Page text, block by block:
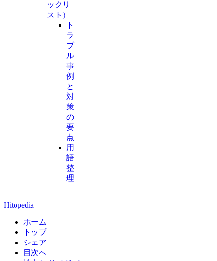
ックリ
スト）
ト
ラ
ブ
ル
事
例
と
対
策
の
要
点
用
語
整
理
Hitopedia
ホーム
トップ
シェア
目次へ